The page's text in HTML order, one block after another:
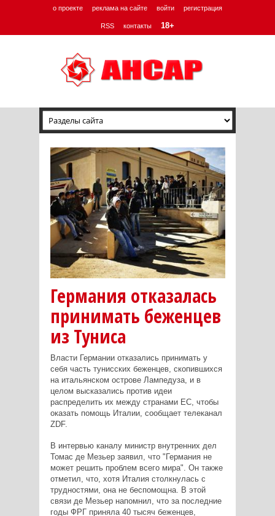
о проекте реклама на сайте войти регистрация
RSS контакты 18+
Германия отказалась
принимать беженцев
из Туниса
Власти Германии отказались принимать у
себя часть тунисских беженцев, скопившихся
на итальянском острове Лампедуза, и в
целом высказались против идеи
распределить их между странами ЕС, чтобы
оказать помощь Италии, сообщает телеканал
ZDF.
В интервью каналу министр внутренних дел
Томас де Мезьер заявил, что "Германия не
может решить проблем всего мира". Он также
отметил, что, хотя Италия столкнулась с
трудностями, она не беспомощна. В этой
связи де Мезьер напомнил, что за последние
годы ФРГ приняла 40 тысяч беженцев,